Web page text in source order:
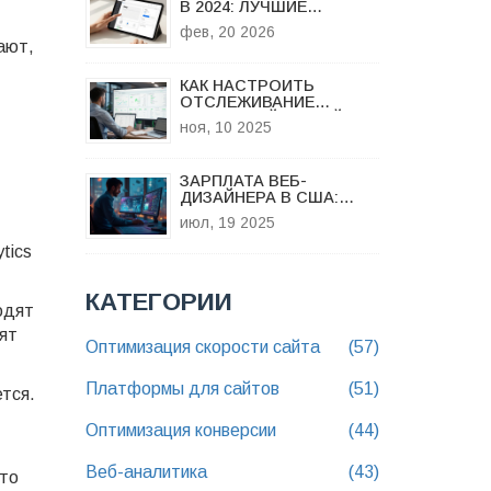
В 2024: ЛУЧШИЕ
ПЛАТФОРМЫ ДЛЯ
СОЗДАНИЯ САЙТОВ
фев, 20 2026
КАК НАСТРОИТЬ
ОТСЛЕЖИВАНИЕ
КОНВЕРСИЙ НА САЙТЕ:
ПОШАГОВОЕ
ноя, 10 2025
ЗАРПЛАТА ВЕБ-
ДИЗАЙНЕРА В США:
СТАТИСТИКА, ФАКТОРЫ
И СОВЕТЫ ПО РАБОТЕ
июл, 19 2025
КАТЕГОРИИ
Оптимизация скорости сайта (57)
Платформы для сайтов (51)
Оптимизация конверсии (44)
Веб-аналитика (43)